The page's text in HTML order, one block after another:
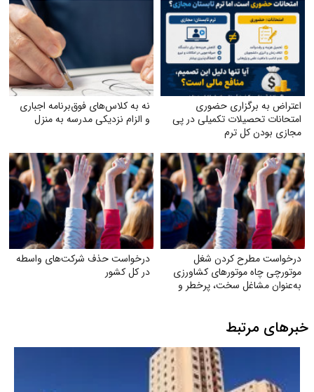
اعتراض به برگزاری حضوری
امتحانات تحصیلات تکمیلی در پی
مجازی بودن کل ترم
نه به کلاس‌های فوق‌برنامه اجباری
و الزام نزدیکی مدرسه به منزل
درخواست مطرح کردن شغل
موتورچی چاه موتورهای کشاورزی
به‌عنوان مشاغل سخت، پرخطر و
درخواست حذف شرکت‌های واسطه
در کل کشور
خبرهای مرتبط